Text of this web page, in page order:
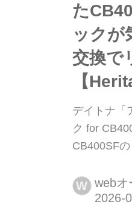
た
ックが
交換で
【
デイトナ「
ク for
CB400SF
【
イジ&レジ
W webオ